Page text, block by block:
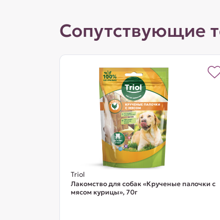
Сопутствующие
Triol
Лакомство для собак «Крученые палочки с
мясом курицы», 70г